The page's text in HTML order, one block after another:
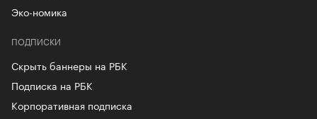
Эко-номика
ПОДПИСКИ
Скрыть баннеры на РБК
Подписка на РБК
Корпоративная подписка